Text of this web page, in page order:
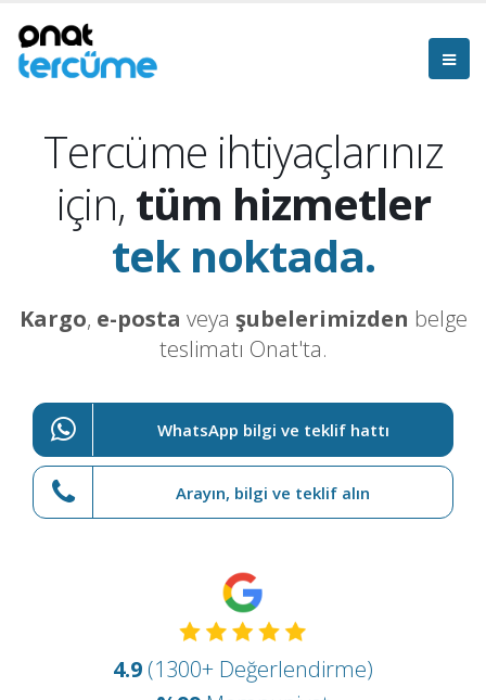
Tercüme ihtiyaçlarınız
için, tüm hizmetler
tek noktada.
Kargo, e-posta veya şubelerimizden belge
teslimatı Onat'ta.
WhatsApp bilgi ve teklif hattı
Arayın, bilgi ve teklif alın
4.9 (1300+ Değerlendirme)